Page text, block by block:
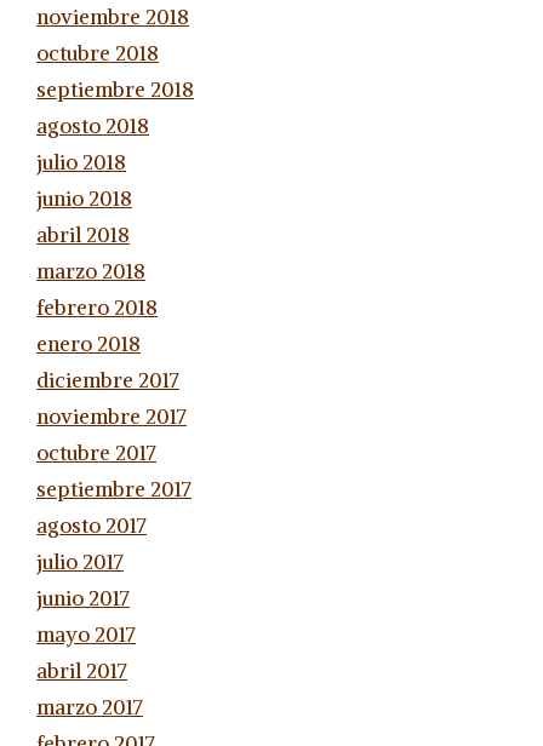
noviembre 2018
octubre 2018
septiembre 2018
agosto 2018
julio 2018
junio 2018
abril 2018
marzo 2018
febrero 2018
enero 2018
diciembre 2017
noviembre 2017
octubre 2017
septiembre 2017
agosto 2017
julio 2017
junio 2017
mayo 2017
abril 2017
marzo 2017